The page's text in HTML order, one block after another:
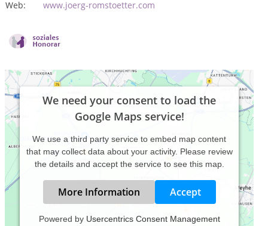
Web:
www.joerg-romstoetter.com
We need your consent to load the
Google Maps service!
We use a third party service to embed map content
that may collect data about your activity. Please review
the details and accept the service to see this map.
More Information Accept
Powered by Usercentrics Consent Management